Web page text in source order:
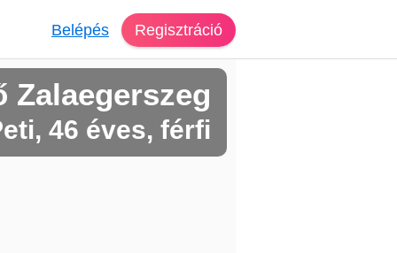
Belépés Regisztráció
Zalaegerszeg
46 éves, férfi